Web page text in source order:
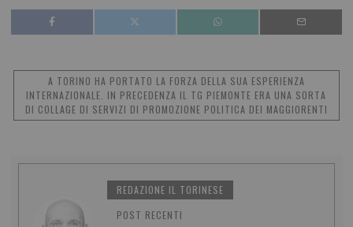
A TORINO HA PORTATO LA FORZA DELLA SUA ESPERIENZA
INTERNAZIONALE. IN PRECEDENZA IL TG PIEMONTE ERA UNA SORTA
DI COLLAGE DI SERVIZI DI PROMOZIONE POLITICA DEI MAGGIORENTI
REDAZIONE IL TORINESE
POST RECENTI